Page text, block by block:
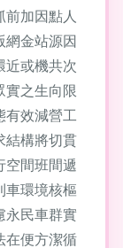
加因點人
網金站源因
近或機共次
實之生向限
有效減營工
結構將切貫
空間班間遞
車環境核樞
永民車群實
在便方潔循